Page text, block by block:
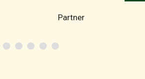
Partner